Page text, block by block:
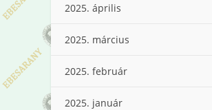
2025. április
2025. március
2025. február
2025. január